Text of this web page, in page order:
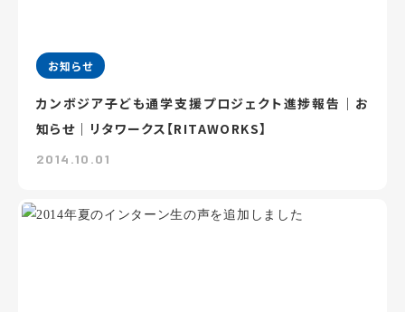
お知らせ
カンボジア子ども通学支援プロジェクト進捗報告｜お
知らせ｜リタワークス【RITAWORKS】
2014.10.01